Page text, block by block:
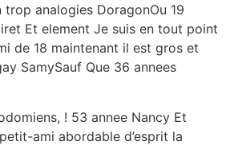
trop analogies DoragonOu 19
Et element Je suis en tout point
de 18 maintenant il est gros et
SamySauf Que 36 annees
! 53 annee Nancy Et
ami abordable d’esprit la